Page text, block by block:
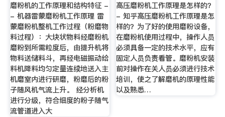
磨粉机的工作原理和结构特征 -
- 机器雷蒙磨粉机工作原理 雷
蒙磨粉机整机工作过程（粉磨物
料过程）：大块状物料经磨粉机
磨粉到所需粒度后，由提升机将
物料送储料斗，再经电磁振动给
料机降料均匀定量连续地送入主
机磨室内进行研磨，粉磨后的粉
子随风机气流上升。 经分析机
进行分级，符合细度的粉子随气
流管道进入大
高压磨粉机工作原理是怎样的？
- 知乎高压磨粉机工作原理是怎
样的？为了好的使用磨粉设备，
在磨粉机使用过程中，操作人员
必须具备一定的技术水平，应有
固定人员负责看管。磨粉机安装
前对操作在关人员必须进行技术
培训，使之了解磨机的原理性能
以及熟悉…